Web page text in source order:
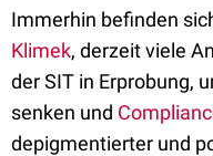
Immerhin befinden
Klimek, derzeit viele
der SIT in Erprobung,
senken und
depigmentierter und